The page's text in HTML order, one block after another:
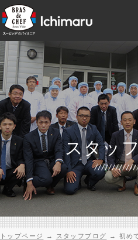
スタッ
トップページ → スタッフブログ → 初め